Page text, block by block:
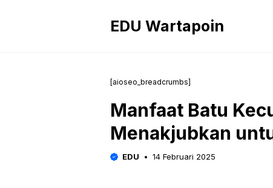
EDU Wartapoin
[aioseo_breadcrumbs]
Manfaat Batu
Menakjubkan
EDU 14 Februari 2025